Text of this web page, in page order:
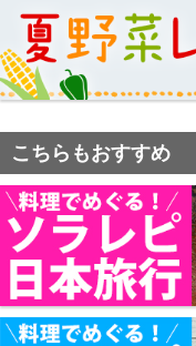
こちらもおすすめ